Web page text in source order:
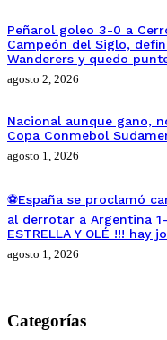
Peñarol goleo 3-0 a
Campeón del Siglo,
Wanderers y quedo
agosto 2, 2026
Nacional aunque gano,
Copa Conmebol
agosto 1, 2026
⚽España se proclamó
al derrotar a Argentina
ESTRELLA Y OLÉ !!! hay
agosto 1, 2026
Categorías